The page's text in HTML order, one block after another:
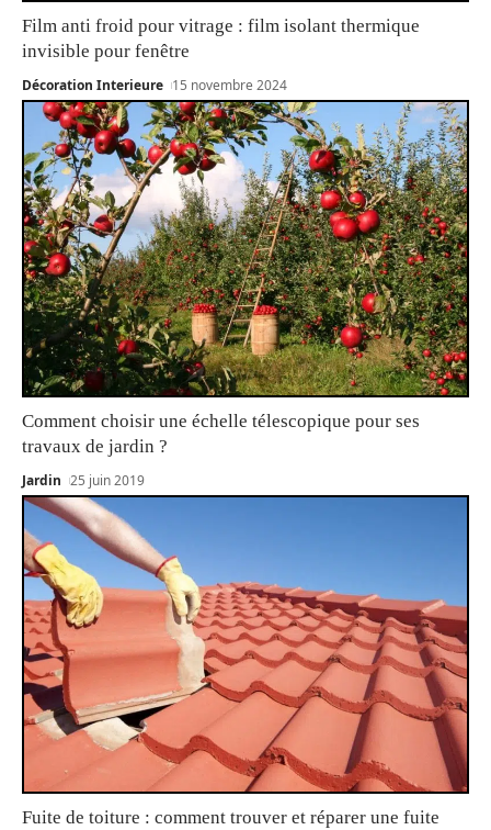
Film anti froid pour vitrage : film isolant thermique
invisible pour fenêtre
Décoration Interieure 15 novembre 2024
Comment choisir une échelle télescopique pour ses
travaux de jardin ?
Jardin 25 juin 2019
Fuite de toiture : comment trouver et réparer une fuite